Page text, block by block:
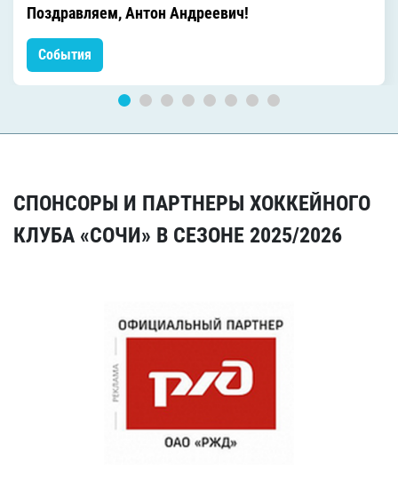
Поздравляем, Антон Андреевич!
События
СПОНСОРЫ И ПАРТНЕРЫ ХОККЕЙНОГО
КЛУБА «СОЧИ» В СЕЗОНЕ 2025/2026